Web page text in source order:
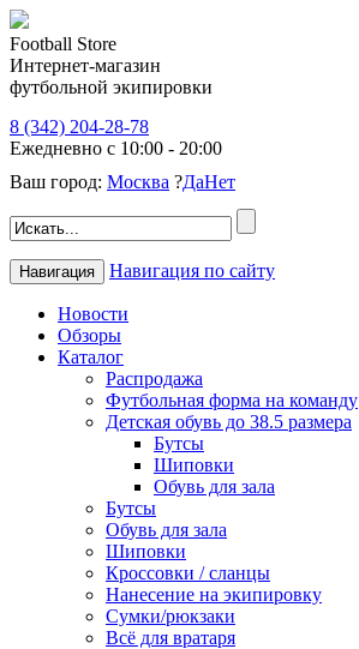
Football Store
Интернет-магазин
футбольной экипировки
8 (342) 204-28-78
Ежедневно с 10:00 - 20:00
Ваш город: Москва ?ДаНет
Навигация Навигация по сайту
Новости
Обзоры
Каталог
Распродажа
Футбольная форма на команду
Детская обувь до 38.5 размера
Бутсы
Шиповки
Обувь для зала
Бутсы
Обувь для зала
Шиповки
Кроссовки / сланцы
Нанесение на экипировку
Сумки/рюкзаки
Всё для вратаря